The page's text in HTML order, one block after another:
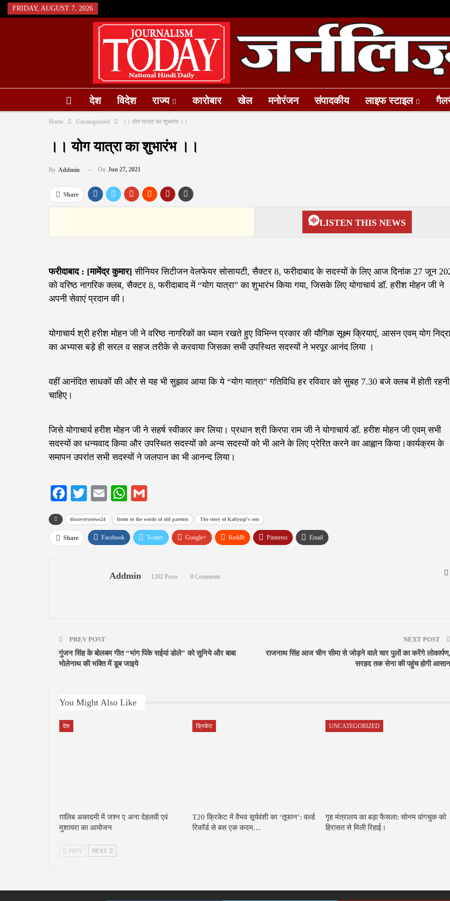
FRIDAY, AUGUST 7, 2026
देश विदेश राज्य कारोबार खेल मनोरंजन संपादकीय लाइफ स्टाइल
Home Uncategorized ।। योग यात्रा का शुभारंभ ।।
।। योग यात्रा का शुभारंभ ।।
By Addmin On Jun 27, 2021
Share
LISTEN THIS NEWS
फरीदाबाद : [मामेंद्र कुमार] सीनियर सिटीजन वेलफेयर सोसायटी, सैक्टर 8, फरीदाबाद के सदस्यों के लिए आज दिनांक 27 जून
को वरिष्ठ नागरिक क्लब, सैक्टर 8, फरीदाबाद में “योग यात्रा” का शुभारंभ किया गया, जिसके लिए योगाचार्य डॉ. हरीश मोहन जी ने
अपनी सेवाएं प्रदान की।
योगाचार्य श्री हरीश मोहन जी ने वरिष्ठ नागरिकों का ध्यान रखते हुए विभिन्न प्रकार की यौगिक सूक्ष्म क्रियाएं, आसन एवम् योग निद्रा
का अभ्यास बड़े ही सरल व सहज तरीके से करवाया जिसका सभी उपस्थित सदस्यों ने भरपूर आनंद लिया ।
वहीं आनंदित साधकों की और से यह भी सुझाव आया कि ये “योग यात्रा” गतिविधि हर रविवार को सुबह 7.30 बजे क्लब में होती रहनी
चाहिए।
जिसे योगाचार्य हरीश मोहन जी ने सहर्ष स्वीकार कर लिया। प्रधान श्री किरपा राम जी ने योगाचार्य डॉ. हरीश मोहन जी एवम् सभी
सदस्यों का धन्यवाद किया और उपस्थित सदस्यों को अन्य सदस्यों को भी आने के लिए प्रेरित करने का आह्वान किया।कार्यक्रम के
समापन उपरांत सभी सदस्यों ने जलपान का भी आनन्द लिया।
Facebook
TwitterEmailWhatsApp
discoverynews24 listen to the words of old parents The story of Kaliyugi's son
Share Facebook Twitter Google+ ReddIt Pinterest Email
Addmin 1202 Posts 0 Comments
PREV POST
गुंजन सिंह के बोलबम गीत “भांग पिके सईयां डोले” को सुनिये और बाबा
भोलेनाथ की भक्ति में डूब जाइये
NEXT POST
राजनाथ सिंह आज चीन सीमा से जोड़ने वाले चार पुलों का करेंगे लोकार्पण,
सरहद तक सेना की पहुंच होगी आसान
You Might Also Like
देश
ग़ालिब अकादमी में जश्न ए अना देहलवी एवं
मुशायरा का आयोजन
क्रिकेट
T20 क्रिकेट में वैभव सूर्यवंशी का ‘तूफान’: वर्ल्ड
रिकॉर्ड से बस एक कदम…
UNCATEGORIZED
गृह मंत्रालय का बड़ा फैसला: सोनम वांगचुक को
हिरासत से मिली रिहाई।
PREV NEXT